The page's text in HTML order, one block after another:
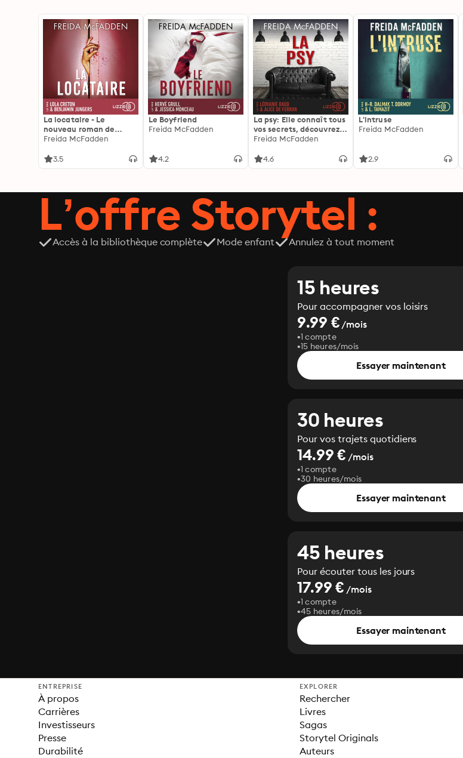
La locataire - Le
nouveau roman de
l'autrice de La femme
Freida McFadden
3.5
Le Boyfriend
Freida McFadden
4.2
La psy: Elle connaît tous
vos secrets, découvrez
les siens ...
Freida McFadden
4.6
L'intruse
Freida McFadden
2.9
L’offre Storytel :
Accès à la bibliothèque complète Mode enfant Annulez à tout moment
15 heures
Pour accompagner vos loisirs
9.99 €/mois
1 compte
15 heures/mois
Essayer maintenant
30 heures
Pour vos trajets quotidiens
14.99 € /mois
1 compte
30 heures/mois
Essayer maintenant
45 heures
Pour écouter tous les jours
17.99 € /mois
1 compte
45 heures/mois
Essayer maintenant
ENTREPRISE
À propos
Carrières
Investisseurs
Presse
Durabilité
EXPLORER
Rechercher
Livres
Sagas
Storytel Originals
Auteurs